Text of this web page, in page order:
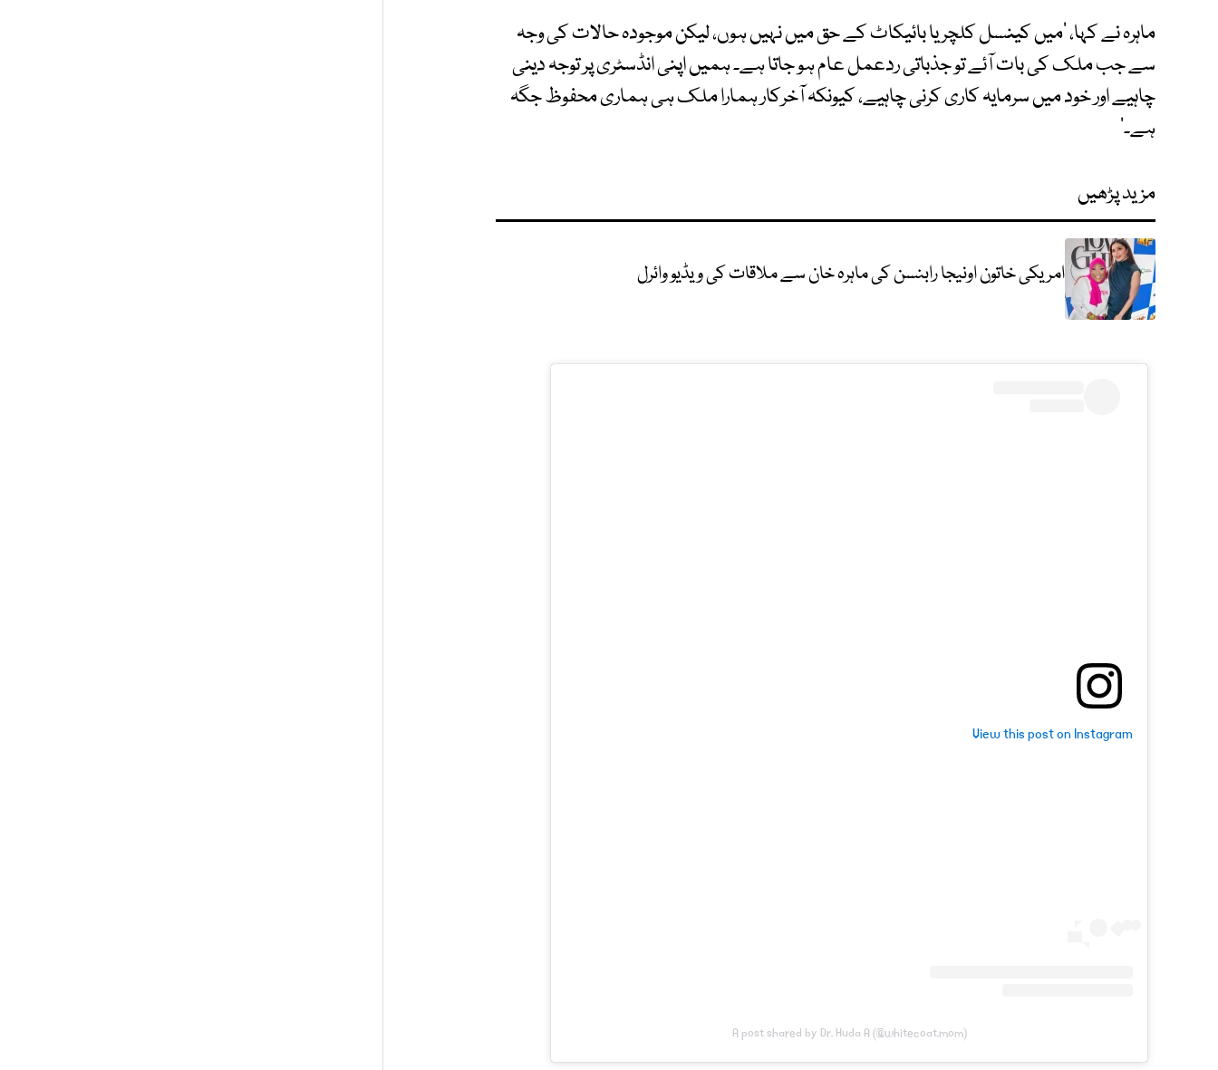
ماہرہ نے کہا، ’میں کینسل کلچر یا بائیکاٹ کے حق میں نہیں ہوں، لیکن موجودہ حالات کی وجہ
سے جب ملک کی بات آئے تو جذباتی ردعمل عام ہو جاتا ہے۔ ہمیں اپنی انڈسٹری پر توجہ دینی
چاہیے اور خود میں سرمایہ کاری کرنی چاہیے، کیونکہ آخرکار ہمارا ملک ہی ہماری محفوظ جگہ
ہے۔‘
مزید پڑھیں
امریکی خاتون اونیجا رابنسن کی ماہرہ خان سے ملاقات کی ویڈیو وائرل
View this post on Instagram
A post shared by Dr. Huda A (@whitecoat.mom)